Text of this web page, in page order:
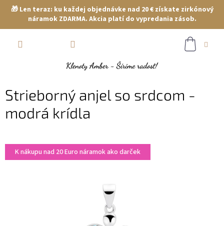
🎁 Len teraz: ku každej objednávke nad 20 € získate zirkónový
náramok ZDARMA. Akcia platí do vypredania zásob.
Strieborný anjel so srdcom -
modrá krídla
K nákupu nad 20 Euro náramok ako darček